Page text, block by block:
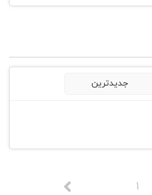
جدیدترین
1